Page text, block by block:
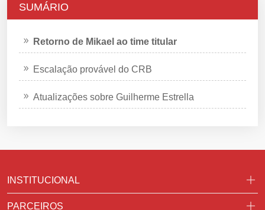
SUMÁRIO
Retorno de Mikael ao time titular
Escalação provável do CRB
Atualizações sobre Guilherme Estrella
INSTITUCIONAL
PARCEIROS